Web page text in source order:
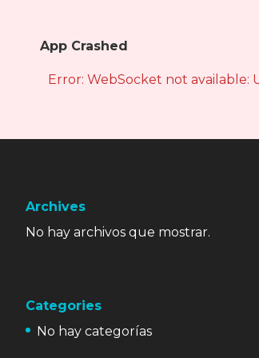
App Crashed
Error: WebSocket not available:
Archives
No hay archivos que mostrar.
Categories
No hay categorías